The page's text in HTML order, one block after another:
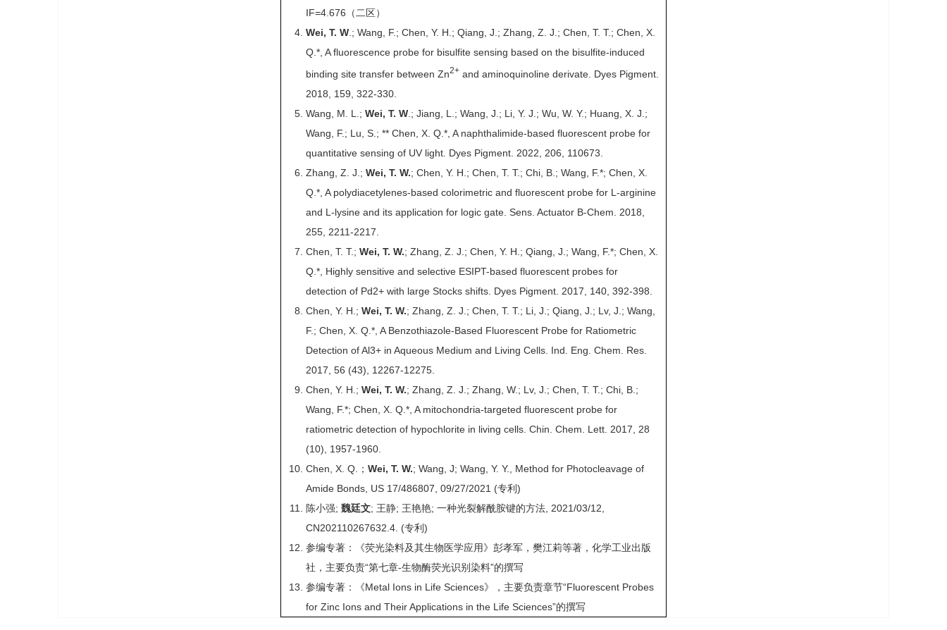
IF=4.676（二区）
Wei, T. W .; Wang, F.; Chen, Y. H.; Qiang, J.; Zhang, Z. J.; Chen, T. T.; Chen, X.
Q.*, A fluorescence probe for bisulfite sensing based on the bisulfite-induced
binding site transfer between Zn2+ and aminoquinoline derivate. Dyes Pigment.
2018, 159, 322-330.
Wang, M. L.;Wei, T. W .; Jiang, L.; Wang, J.; Li, Y. J.; Wu, W. Y.; Huang, X. J.;
Wang, F.; Lu, S.; ** Chen, X. Q.*, A naphthalimide-based fluorescent probe for
quantitative sensing of UV light. Dyes Pigment. 2022, 206, 110673.
Zhang, Z. J.;Wei, T. W.; Chen, Y. H.; Chen, T. T.; Chi, B.; Wang, F.*; Chen, X.
Q.*, A polydiacetylenes-based colorimetric and fluorescent probe for L-arginine
and L-lysine and its application for logic gate. Sens. Actuator B-Chem. 2018,
255, 2211-2217.
Chen, T. T.;Wei, T. W.; Zhang, Z. J.; Chen, Y. H.; Qiang, J.; Wang, F.*; Chen, X.
Q.*, Highly sensitive and selective ESIPT-based fluorescent probes for
detection of Pd2+ with large Stocks shifts. Dyes Pigment. 2017, 140, 392-398.
Chen, Y. H.;Wei, T. W.; Zhang, Z. J.; Chen, T. T.; Li, J.; Qiang, J.; Lv, J.; Wang,
F.; Chen, X. Q.*, A Benzothiazole-Based Fluorescent Probe for Ratiometric
Detection of Al3+ in Aqueous Medium and Living Cells. Ind. Eng. Chem. Res.
2017, 56 (43), 12267-12275.
Chen, Y. H.;Wei, T. W.; Zhang, Z. J.; Zhang, W.; Lv, J.; Chen, T. T.; Chi, B.;
Wang, F.*; Chen, X. Q.*, A mitochondria-targeted fluorescent probe for
ratiometric detection of hypochlorite in living cells. Chin. Chem. Lett. 2017, 28
(10), 1957-1960.
Chen, X. Q.；Wei, T. W.; Wang, J; Wang, Y. Y., Method for Photocleavage of
Amide Bonds, US 17/486807, 09/27/2021 (专利)
陈小强;魏廷文; 王静; 王艳艳; 一种光裂解酰胺键的方法, 2021/03/12,
CN202110267632.4. (专利)
参编专著：《荧光染料及其生物医学应用》彭孝军，樊江莉等著，化学工业出版
社，主要负责“第七章-生物酶荧光识别染料”的撰写
参编专著：《Metal Ions in Life Sciences》，主要负责章节“Fluorescent Probes
for Zinc Ions and Their Applications in the Life Sciences”的撰写